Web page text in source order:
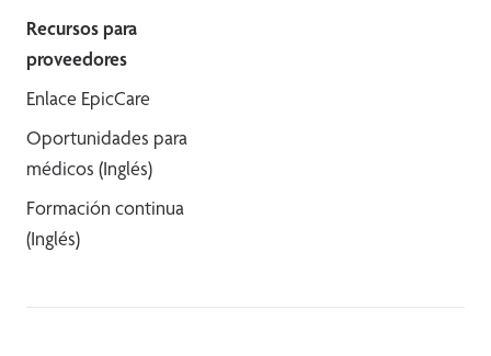
Recursos para
proveedores
Enlace EpicCare
Oportunidades para
médicos (Inglés)
Formación continua
(Inglés)